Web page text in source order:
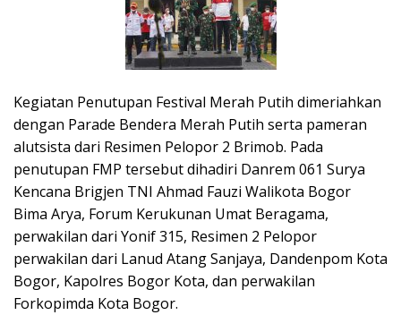
Kegiatan Penutupan Festival Merah Putih dimeriahkan
dengan Parade Bendera Merah Putih serta pameran
alutsista dari Resimen Pelopor 2 Brimob. Pada
penutupan FMP tersebut dihadiri Danrem 061 Surya
Kencana Brigjen TNI Ahmad Fauzi Walikota Bogor
Bima Arya, Forum Kerukunan Umat Beragama,
perwakilan dari Yonif 315, Resimen 2 Pelopor
perwakilan dari Lanud Atang Sanjaya, Dandenpom Kota
Bogor, Kapolres Bogor Kota, dan perwakilan
Forkopimda Kota Bogor.